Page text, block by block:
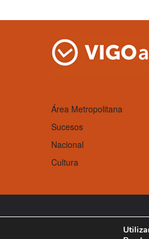
Área Metropolitana
Sucesos
Nacional
Cultura